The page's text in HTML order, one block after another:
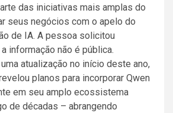
das iniciativas mais amplas do
seus negócios com o apelo do
de IA. A pessoa solicitou
informação não é pública.
atualização no início deste ano,
planos para incorporar Qwen
em seu amplo ecossistema
de décadas – abrangendo